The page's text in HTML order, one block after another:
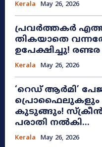
Kerala May 26, 2026
പ്രവർത്തകർ
തികയാതെ
ഉപേക്ഷിച്ചു!
Kerala May 26, 2026
​‘റെഡ് ആർമി’
പ്രൊഫൈലുകളും
കുടുങ്ങും!
പരാതി നൽകി...
Kerala May 26, 2026